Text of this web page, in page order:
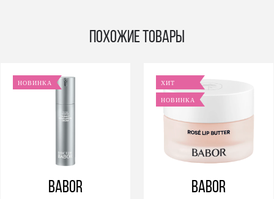
Похожие товары
НОВИНКА
BABOR
ХИТ
НОВИНКА
BABOR